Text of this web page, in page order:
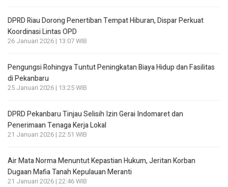
DPRD Riau Dorong Penertiban Tempat Hiburan, Dispar Perkuat
Koordinasi Lintas OPD
26 Januari 2026 | 13:07 WIB
Pengungsi Rohingya Tuntut Peningkatan Biaya Hidup dan Fasilitas
di Pekanbaru
25 Januari 2026 | 13:25 WIB
DPRD Pekanbaru Tinjau Selisih Izin Gerai Indomaret dan
Penerimaan Tenaga Kerja Lokal
21 Januari 2026 | 22:51 WIB
Air Mata Norma Menuntut Kepastian Hukum, Jeritan Korban
Dugaan Mafia Tanah Kepulauan Meranti
21 Januari 2026 | 22:46 WIB